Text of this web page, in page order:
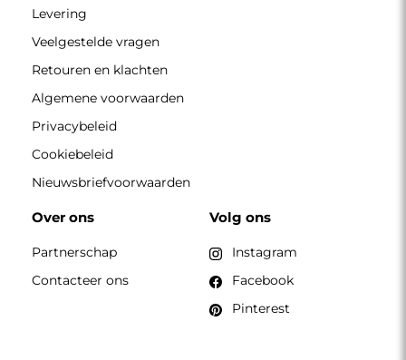
Levering
Veelgestelde vragen
Retouren en klachten
Algemene voorwaarden
Privacybeleid
Cookiebeleid
Nieuwsbriefvoorwaarden
Over ons
Partnerschap
Contacteer ons
Volg ons
Instagram
Facebook
Pinterest